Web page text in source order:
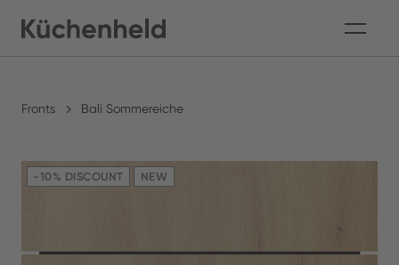
Fronts Bali Sommereiche
-10% DISCOUNT NEW